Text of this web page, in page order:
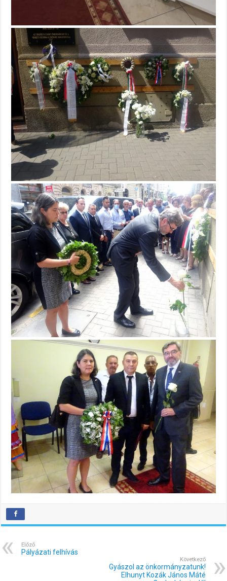
Előző
Pályázati felhívás
Következő
Gyászol az önkormányzatunk!
Elhunyt Kozák János Máté